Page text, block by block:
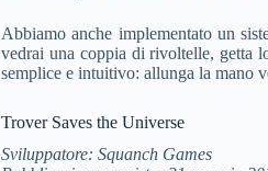
Abbiamo anche implementato un
vedrai una coppia di rivoltelle, getta
semplice e intuitivo: allunga la mano
Trover Saves the Universe
Sviluppatore: Squanch Games